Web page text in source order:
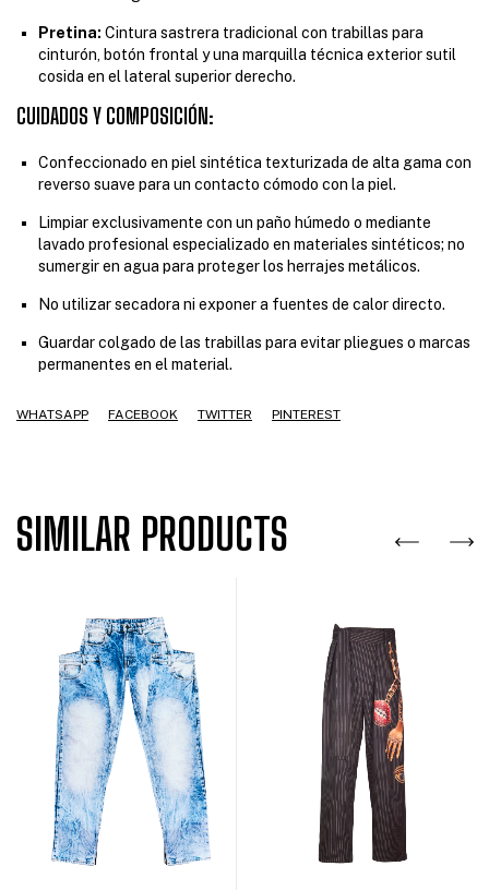
Pretina: Cintura sastrera tradicional con trabillas para
cinturón, botón frontal y una marquilla técnica exterior sutil
cosida en el lateral superior derecho.
CUIDADOS Y COMPOSICIÓN:
Confeccionado en piel sintética texturizada de alta gama con
reverso suave para un contacto cómodo con la piel.
Limpiar exclusivamente con un paño húmedo o mediante
lavado profesional especializado en materiales sintéticos; no
sumergir en agua para proteger los herrajes metálicos.
No utilizar secadora ni exponer a fuentes de calor directo.
Guardar colgado de las trabillas para evitar pliegues o marcas
permanentes en el material.
WHATSAPP FACEBOOK TWITTER PINTEREST
SIMILAR PRODUCTS